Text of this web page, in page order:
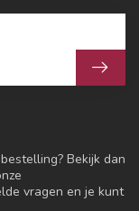
Bekijk dan
vragen en je kunt